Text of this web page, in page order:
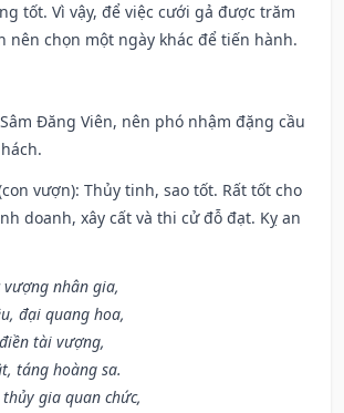
tốt. Vì vậy, để việc cưới gả được trăm
nên chọn một ngày khác để tiến hành.
Đăng Viên, nên phó nhậm đặng cầu
vượn): Thủy tinh, sao tốt. Rất tốt cho
doanh, xây cất và thi cử đỗ đạt. Kỵ an
vượng nhân gia,
đại quang hoa,
tài vượng,
táng hoàng sa.
gia quan chức,